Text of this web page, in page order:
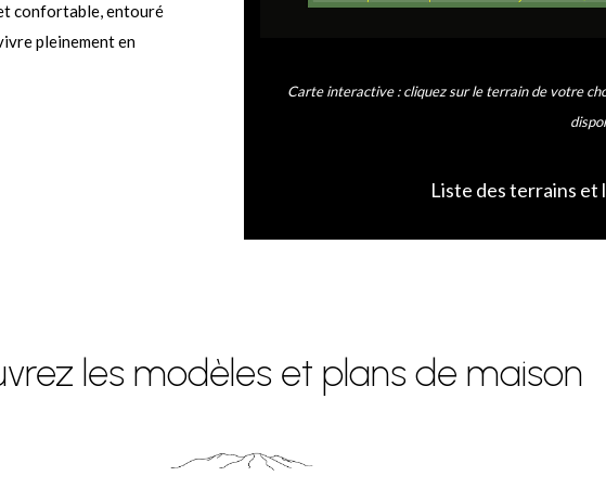
confortable, entouré
pleinement en
Carte interactive : cliquez sur le terrain de votre
Liste des terrains et
les modèles et plans de maison